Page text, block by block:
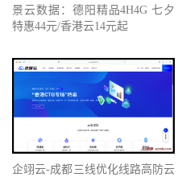
景云数据：德阳精品4H4G 七夕
特惠44元/香港云14元起
企翊云-成都三线优化线路高防云